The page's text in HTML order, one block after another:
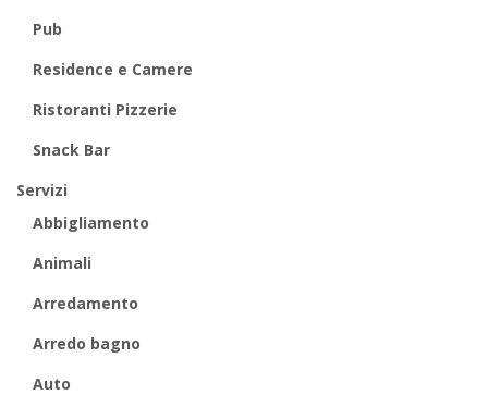
Pub
Residence e Camere
Ristoranti Pizzerie
Snack Bar
Servizi
Abbigliamento
Animali
Arredamento
Arredo bagno
Auto